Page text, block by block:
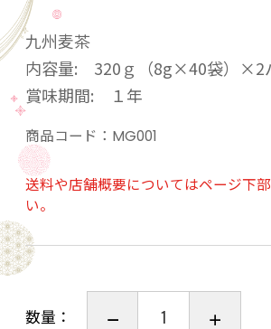
九州麦茶
内容量: 320ｇ（8g×40袋）×2
賞味期間: １年
商品コード： MG001
送料や店舗概要についてはページ下
い。
数量：